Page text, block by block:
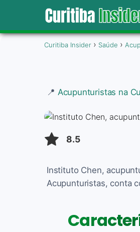
Curitiba Insider Saúde
📍 Acupunturistas na
8.5
Instituto Chen,
Acupunturistas, conta